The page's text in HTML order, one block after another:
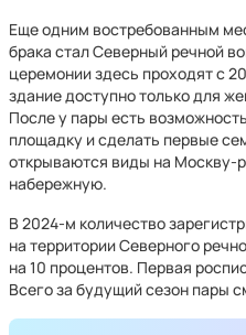
Еще одним востребованным
брака стал Северный речной
церемонии здесь проходят с
здание доступно только для
После у пары есть
площадку и сделать первые
открываются виды на Москву-
набережную.
В 2024-м количество
на территории Северного
на 10 процентов. Первая
Всего за будущий сезон пары